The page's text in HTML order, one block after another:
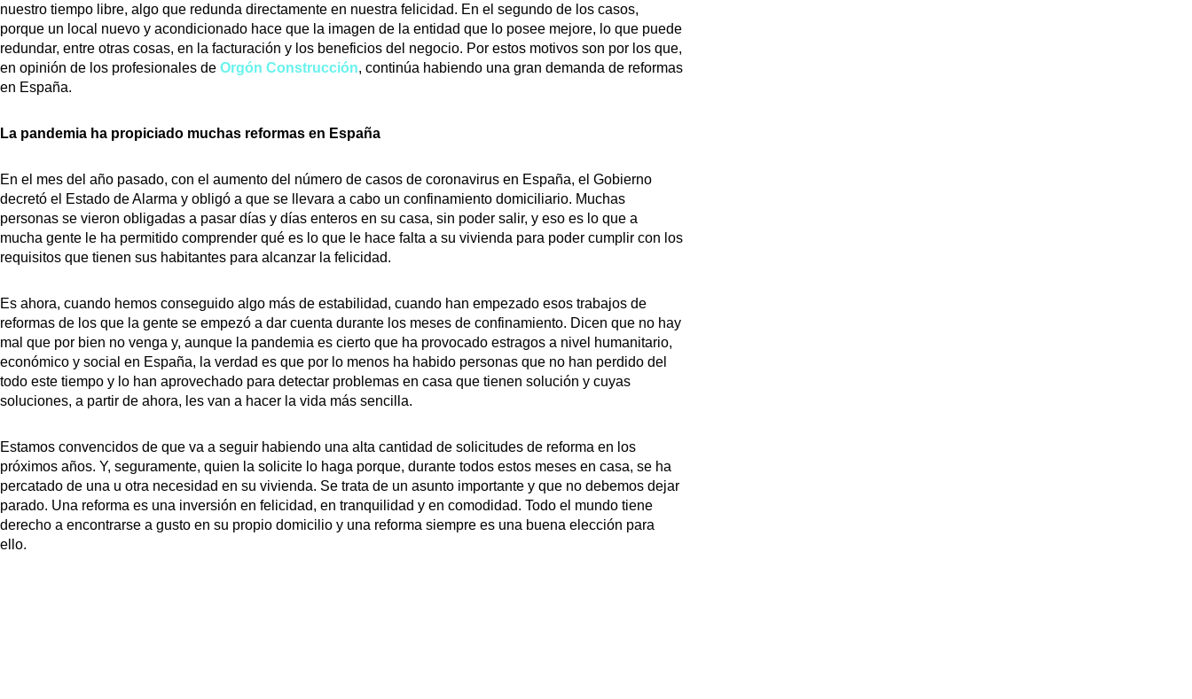
nuestro tiempo libre, algo que redunda directamente en nuestra felicidad. En el segundo de los casos,
porque un local nuevo y acondicionado hace que la imagen de la entidad que lo posee mejore, lo que puede
redundar, entre otras cosas, en la facturación y los beneficios del negocio. Por estos motivos son por los que,
en opinión de los profesionales de Orgón Construcción, continúa habiendo una gran demanda de reformas
en España.
La pandemia ha propiciado muchas reformas en España
En el mes del año pasado, con el aumento del número de casos de coronavirus en España, el Gobierno
decretó el Estado de Alarma y obligó a que se llevara a cabo un confinamiento domiciliario. Muchas
personas se vieron obligadas a pasar días y días enteros en su casa, sin poder salir, y eso es lo que a
mucha gente le ha permitido comprender qué es lo que le hace falta a su vivienda para poder cumplir con los
requisitos que tienen sus habitantes para alcanzar la felicidad.
Es ahora, cuando hemos conseguido algo más de estabilidad, cuando han empezado esos trabajos de
reformas de los que la gente se empezó a dar cuenta durante los meses de confinamiento. Dicen que no hay
mal que por bien no venga y, aunque la pandemia es cierto que ha provocado estragos a nivel humanitario,
económico y social en España, la verdad es que por lo menos ha habido personas que no han perdido del
todo este tiempo y lo han aprovechado para detectar problemas en casa que tienen solución y cuyas
soluciones, a partir de ahora, les van a hacer la vida más sencilla.
Estamos convencidos de que va a seguir habiendo una alta cantidad de solicitudes de reforma en los
próximos años. Y, seguramente, quien la solicite lo haga porque, durante todos estos meses en casa, se ha
percatado de una u otra necesidad en su vivienda. Se trata de un asunto importante y que no debemos dejar
parado. Una reforma es una inversión en felicidad, en tranquilidad y en comodidad. Todo el mundo tiene
derecho a encontrarse a gusto en su propio domicilio y una reforma siempre es una buena elección para
ello.